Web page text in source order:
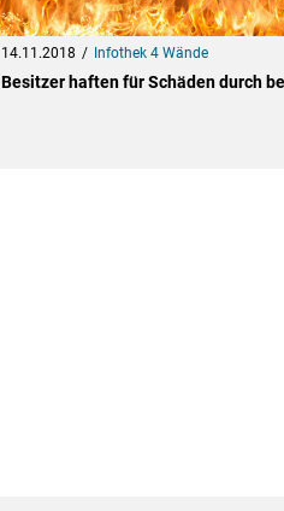
14.11.2018 Infothek 4 Wände
Besitzer haften für Schäden durch